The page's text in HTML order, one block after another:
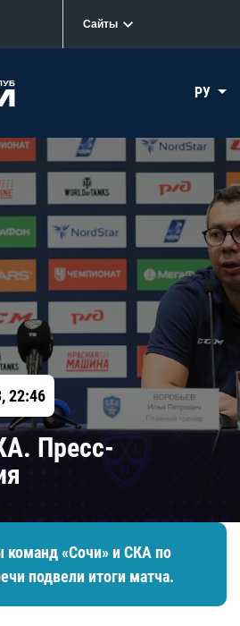
Сайты
РУ
22:46
Пресс-
команд «Сочи» и СКА по
подвели итоги матча.